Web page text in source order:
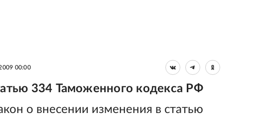
00:00
334 Таможенного кодекса РФ
о внесении изменения в статью